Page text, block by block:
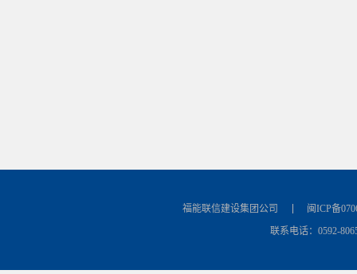
福能联信建设集团公司
闽ICP备
联系电话：0592-